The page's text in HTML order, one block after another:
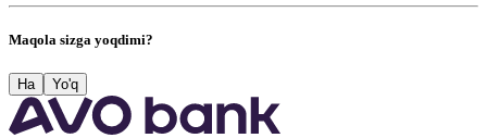
Maqola sizga yoqdimi?
Ha Yo'q